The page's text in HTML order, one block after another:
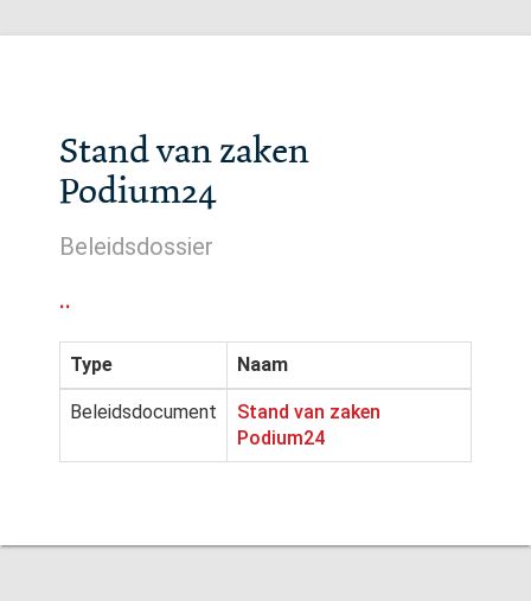
Stand van zaken
Podium24
Beleidsdossier
..
Type Naam
Beleidsdocument
Stand van zaken
Podium24